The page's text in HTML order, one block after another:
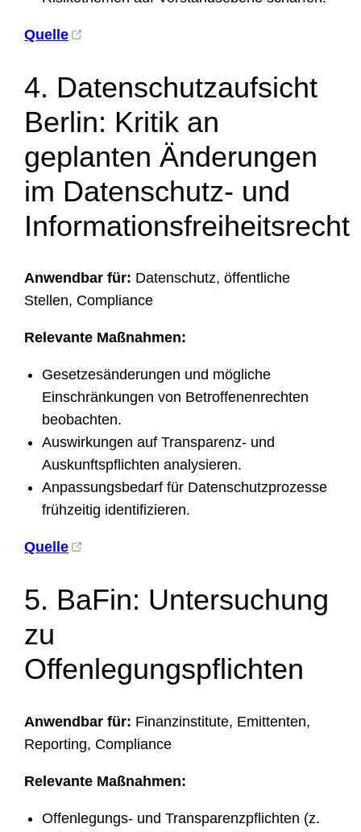
Quelle
4. Datenschutzaufsicht
Berlin: Kritik an
geplanten Änderungen
im Datenschutz- und
Informationsfreiheitsrecht
Anwendbar für: Datenschutz, öffentliche
Stellen, Compliance
Relevante Maßnahmen:
Gesetzesänderungen und mögliche
Einschränkungen von Betroffenenrechten
beobachten.
Auswirkungen auf Transparenz- und
Auskunftspflichten analysieren.
Anpassungsbedarf für Datenschutzprozesse
frühzeitig identifizieren.
Quelle
5. BaFin: Untersuchung
zu
Offenlegungspflichten
Anwendbar für: Finanzinstitute, Emittenten,
Reporting, Compliance
Relevante Maßnahmen:
Offenlegungs- und Transparenzpflichten (z.